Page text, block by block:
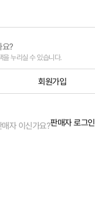
요?
을 누리실 수 있습니다.
회원가입
매자 이신가요?판매자 로그인